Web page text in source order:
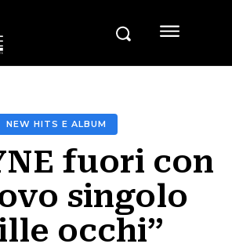
NEW HITS E ALBUM
fuori con
singolo
occhi”